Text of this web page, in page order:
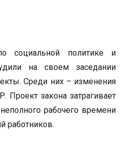
социальной политике и
на своем заседании
Среди них – изменения
Проект закона затрагивает
рабочего времени
работников.